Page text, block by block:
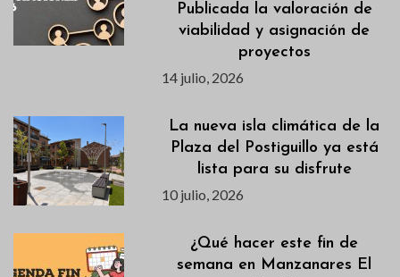
Publicada la valoración de
viabilidad y asignación de
proyectos
14 julio, 2026
La nueva isla climática de la
Plaza del Postiguillo ya está
lista para su disfrute
10 julio, 2026
¿Qué hacer este fin de
semana en Manzanares El